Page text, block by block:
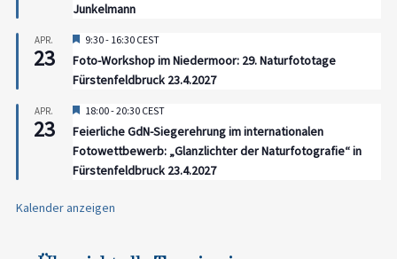
Junkelmann
APR.
23
Hervorgehoben
9:30- 16:30 CEST
Foto-Workshop im Niedermoor: 29. Naturfototage
Fürstenfeldbruck 23.4.2027
APR.
23
Hervorgehoben
18:00-20:30 CEST
Feierliche GdN-Siegerehrung im internationalen
Fotowettbewerb: „Glanzlichter der Naturfotografie“ in
Fürstenfeldbruck 23.4.2027
Kalender anzeigen